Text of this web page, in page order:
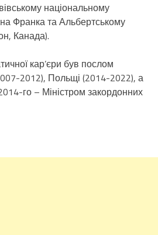
національному
Франка та Альбертському
Канада).
кар’єри був послом
2012), Польщі (2014-2022), а
го – Міністром закордонних